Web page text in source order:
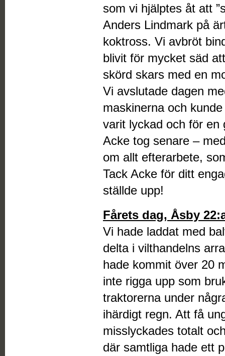
som vi hjälptes åt att
Anders Lindmark på
koktross. Vi avbröt
blivit för mycket säd
skörd skars med en
Vi avslutade dagen
maskinerna och
varit lyckad och för en
Acke tog senare –
om allt efterarbete,
Tack Acke för ditt
ställde upp!
Fårets dag, Åsby
Vi hade laddat med
delta i vilthandelns
hade kommit över 20
inte rigga upp som
traktorerna under
ihärdigt regn. Att få
misslyckades totalt
där samtliga hade ett